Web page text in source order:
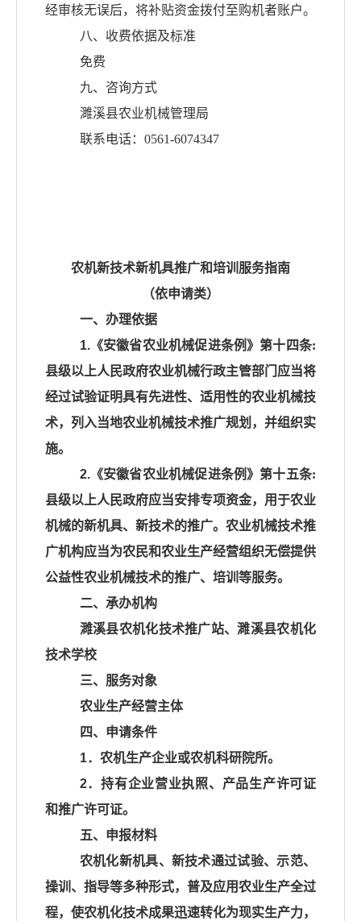
经审核无误后，将补贴资金拨付至购机者账户。
八、收费依据及标准
免费
九、咨询方式
濉溪县农业机械管理局
联系电话： 0561-6074347
农机新技术新机具推广和培训服务指南
（依申请类）
一、办理依据
1.《安徽省农业机械促进条例》第十四条:
县级以上人民政府农业机械行政主管部门应当将
经过试验证明具有先进性、适用性的农业机械技
术，列入当地农业机械技术推广规划，并组织实
施。
2.《安徽省农业机械促进条例》第十五条:
县级以上人民政府应当安排专项资金，用于农业
机械的新机具、新技术的推广。农业机械技术推
广机构应当为农民和农业生产经营组织无偿提供
公益性农业机械技术的推广、培训等服务。
二、承办机构
濉溪县农机化技术推广站、濉溪县农机化
技术学校
三、服务对象
农业生产经营主体
四、申请条件
1．农机生产企业或农机科研院所。
2．持有企业营业执照、产品生产许可证
和推广许可证。
五、申报材料
农机化新机具、新技术通过试验、示范、
操训、指导等多种形式，普及应用农业生产全过
程，使农机化技术成果迅速转化为现实生产力，